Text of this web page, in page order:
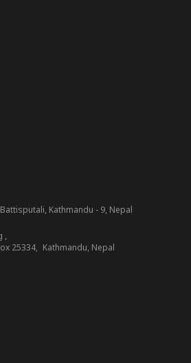
Kathmandu - 9, Nepal
,
25334, Kathmandu, Nepal